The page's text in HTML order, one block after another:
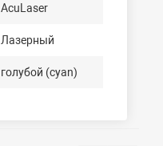
AcuLaser
Лазерный
голубой (cyan)